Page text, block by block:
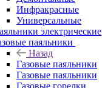
Инфракрасные
Универсальные
электрические
паяльники
Назад
Газовые паяльники
Газовые паяльники
Газовые горелки